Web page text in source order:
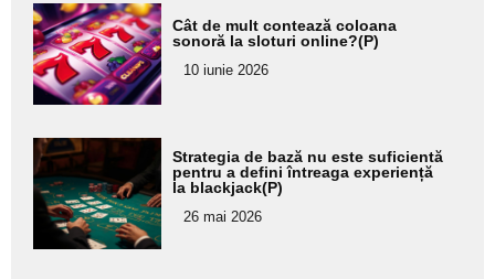
Adaugă
aici textul
pentru
subtitlu
Cât de mult contează coloana
sonoră la sloturi online?(P)
10 iunie 2026
Adaugă
aici textul
pentru
subtitlu
Strategia de bază nu este suficientă
pentru a defini întreaga experiență
la blackjack(P)
26 mai 2026